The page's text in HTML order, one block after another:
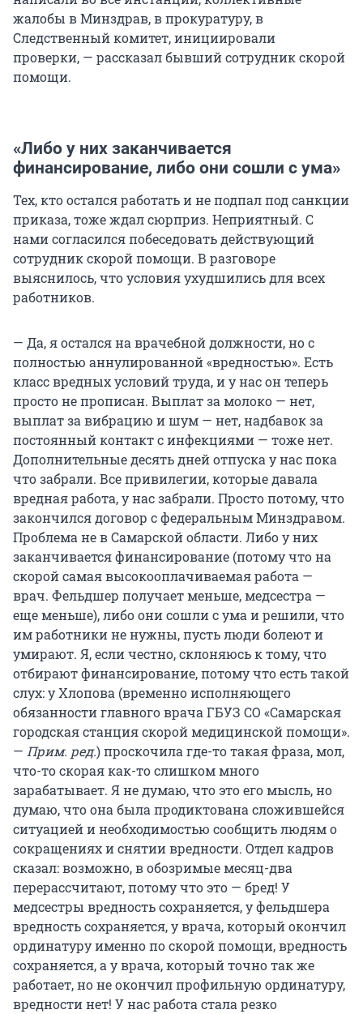
жалобы в Минздрав, в прокуратуру, в
Следственный комитет, инициировали
проверки, — рассказал бывший сотрудник скорой
помощи.
«Либо у них заканчивается
финансирование, либо они сошли с ума»
Тех, кто остался работать и не подпал под санкции
приказа, тоже ждал сюрприз. Неприятный. С
нами согласился побеседовать действующий
сотрудник скорой помощи. В разговоре
выяснилось, что условия ухудшились для всех
работников.
— Да, я остался на врачебной должности, но с
полностью аннулированной «вредностью». Есть
класс вредных условий труда, и у нас он теперь
просто не прописан. Выплат за молоко — нет,
выплат за вибрацию и шум — нет, надбавок за
постоянный контакт с инфекциями — тоже нет.
Дополнительные десять дней отпуска у нас пока
что забрали. Все привилегии, которые давала
вредная работа, у нас забрали. Просто потому, что
закончился договор с федеральным Минздравом.
Проблема не в Самарской области. Либо у них
заканчивается финансирование (потому что на
скорой самая высокооплачиваемая работа —
врач. Фельдшер получает меньше, медсестра —
еще меньше), либо они сошли с ума и решили, что
им работники не нужны, пусть люди болеют и
умирают. Я, если честно, склоняюсь к тому, что
отбирают финансирование, потому что есть такой
слух: у Хлопова (временно исполняющего
обязанности главного врача ГБУЗ СО «Самарская
городская станция скорой медицинской помощи».
— Прим. ред.) проскочила где-то такая фраза, мол,
что-то скорая как-то слишком много
зарабатывает. Я не думаю, что это его мысль, но
думаю, что она была продиктована сложившейся
ситуацией и необходимостью сообщить людям о
сокращениях и снятии вредности. Отдел кадров
сказал: возможно, в обозримые месяц-два
перерассчитают, потому что это — бред! У
медсестры вредность сохраняется, у фельдшера
вредность сохраняется, у врача, который окончил
ординатуру именно по скорой помощи, вредность
сохраняется, а у врача, который точно так же
работает, но не окончил профильную ординатуру,
вредности нет! У нас работа стала резко